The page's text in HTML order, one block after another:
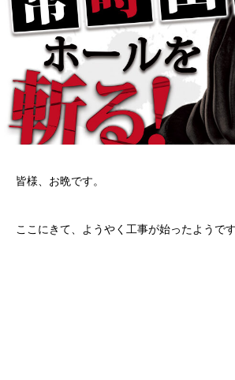
皆様、お晩です。
ここにきて、ようやく工事が始ったようです